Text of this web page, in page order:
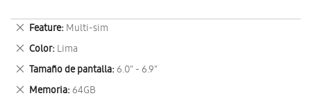
Feature Multi-sim
Eliminar
este
artículo
Color Lima
Eliminar
este
artículo
Tamaño de pantalla 6.0" - 6.9"
Eliminar
este
Memoria 64GB
Eliminar